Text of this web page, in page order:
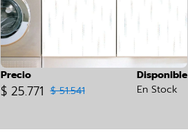
Precio
$ 25.771 $ 51.541
Disponible
En Stock